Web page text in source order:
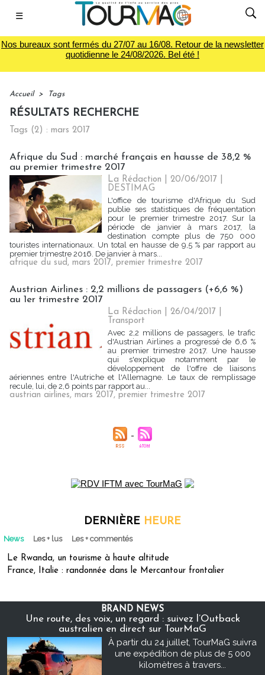
☰
Nos bureaux sont fermés du 27/07 au 16/08. Retour de la newsletter
quotidienne le 24/08/2026. Bel été !
Accueil > Tags
RÉSULTATS RECHERCHE
Tags (2) : mars 2017
Afrique du Sud : marché français en hausse de 38,2 %
au premier trimestre 2017
La Rédaction | 20/06/2017
DESTIMAG
L'office de tourisme d'Afrique du Sud
publie ses statistiques de fréquentation
pour le premier trimestre 2017. Sur la
période de janvier à mars 2017, la
destination compte plus de 750 000
touristes internationaux. Un total en hausse de 9,5 % par rapport au
premier trimestre 2016. De janvier à mars...
afrique du sud, mars 2017, premier trimestre 2017
Austrian Airlines : 2,2 millions de passagers (+6,6 %)
au 1er trimestre 2017
La Rédaction | 26/04/2017
Transport
Avec 2,2 millions de passagers, le trafic
d'Austrian Airlines a progressé de 6,6 %
au premier trimestre 2017. Une hausse
qui s'explique notamment par le
développement de l'offre de liaisons
aériennes entre l'Autriche et l'Allemagne. Le taux de remplissage
recule, lui, de 2,6 points par rapport au...
austrian airlines, mars 2017, premier trimestre 2017
DERNIÈRE HEURE
News Les + lus Les + commentés
Le Rwanda, un tourisme à haute altitude
France, Italie : randonnée dans le Mercantour frontalier
BRAND NEWS
Une route, des voix, un regard : suivez l’Outback
australien en direct sur TourMaG
À partir du 24 juillet, TourMaG suivra
une expédition de plus de 5 000
kilomètres à travers...